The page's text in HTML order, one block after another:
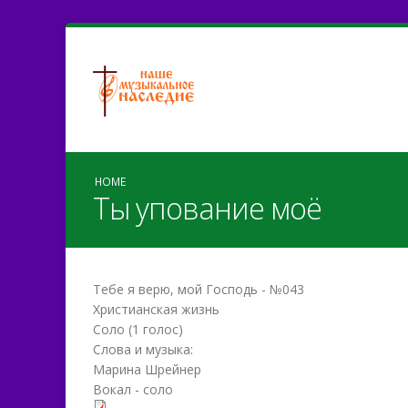
HOME
Ты упование моё
Тебе я верю, мой Господь - №043
Христианская жизнь
Соло (1 голос)
Слова и музыка:
Марина Шрейнер
Вокал - соло